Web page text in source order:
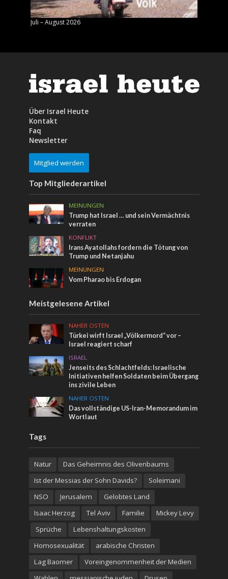
Juli – August 2026
Über Israel Heute
Kontakt
Faq
Newsletter
Mitglied werden
Top Mitgliederartikel
MEINUNGEN
Trump hat Israel … und sein Vermächtnis
verraten
KONFLIKT
Irans Ayatollahs fordern die Tötung von
Trump und Netanjahu
MEINUNGEN
Vom Pharao bis Erdogan
Meistgelesene Artikel
NAHER OSTEN
Türkei wirft Israel „Völkermord“ vor –
Israel reagiert scharf
ISRAEL
Jenseits des Schlachtfelds: Israelische
Initiativen helfen Soldaten beim Übergang
ins zivile Leben
NAHER OSTEN
Das vollständige US-Iran-Memorandum im
Wortlaut
Tags
Natur
Das Geheimnis des Olivenbaums
Ist der Messias der Sohn Davids?
Soleimani
NSO
Jerusalem
Gelobtes Land
Isaac Herzog
Tel Aviv Familie
Mickey Levy
Sprüche
Lebenshaltungskosten
Homosexualität
arabische Christen
Lag Baomer
Voreingenommenheit der Medien